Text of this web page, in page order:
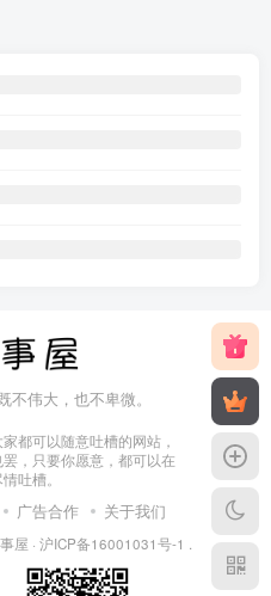
伟大，也不卑微。
都可以随意吐槽的网站，
，只要你愿意，都可以在
吐槽。
广告合作 关于我们
屋 · 沪ICP备16001031号-1